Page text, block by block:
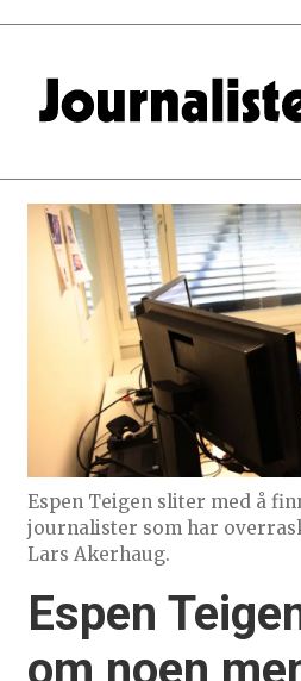
Espen Teigen sliter med å
journalister som har
Lars Akerhaug.
Espen
om noen